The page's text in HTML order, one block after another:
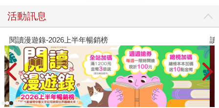
活動訊息
讀懂全球首富極限思維